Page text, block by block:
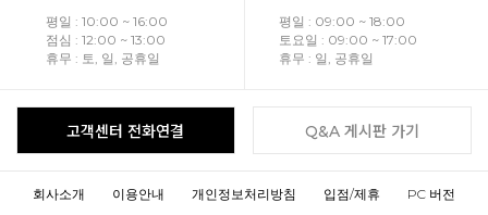
평일 : 10:00 ~ 16:00
점심 : 12:00 ~ 13:00
휴무 : 토, 일, 공휴일
평일 : 09:00 ~ 18:00
토요일 : 09:00 ~ 17:00
휴무 : 일, 공휴일
고객센터 전화연결 Q&A 게시판 가기
회사소개 이용안내 개인정보처리방침 입점/제휴 PC 버전